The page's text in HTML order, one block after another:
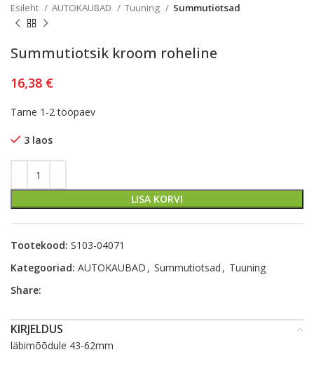
Esileht AUTOKAUBAD Tuuning Summutiotsad
Summutiotsik kroom roheline
16,38 €
Tarne 1-2 tööpaev
3 laos
LISA KORVI
Tootekood: S103-04071
Kategooriad: AUTOKAUBAD , Summutiotsad , Tuuning
Share:
KIRJELDUS
läbimõõdule 43-62mm